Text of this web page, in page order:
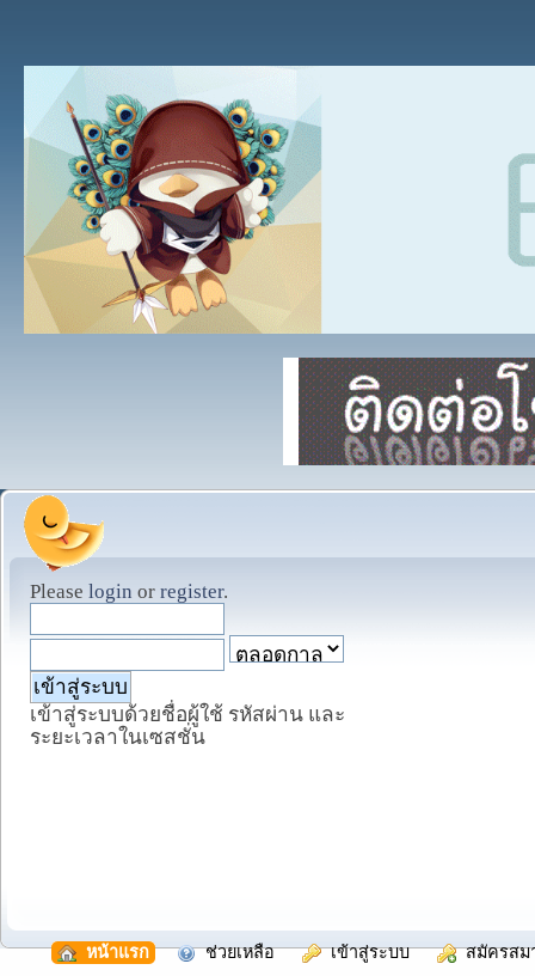
Please login or register.
เข้าสู่ระบบด้วยชื่อผู้ใช้ รหัสผ่าน และ
ระยะเวลาในเซสชั่น
หน้าแรก ช่วยเหลือ เข้าสู่ระบบ สมัครสม